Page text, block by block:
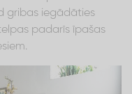
gribas iegādāties
padarīs īpašas